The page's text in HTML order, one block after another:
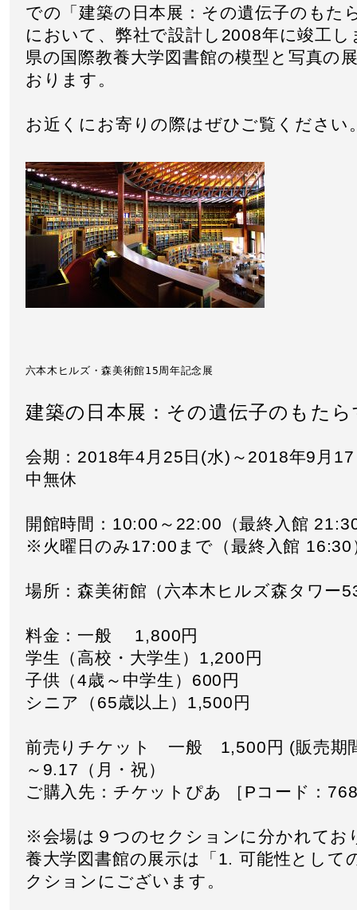
での「建築の日本展：その遺伝子のもた
において、弊社で設計し2008年に竣工し
県の国際教養大学図書館の模型と写真の
おります。
お近くにお寄りの際はぜひご覧ください
六本木ヒルズ・森美術館15周年記念展
建築の日本展：その遺伝子のもた
会期：2018年4月25日(水)～2018年9月
中無休
開館時間：10:00～22:00（最終入館
※火曜日のみ17:00まで（最終入館 16:30
場所：森美術館（六本木ヒルズ森タワー
料金：一般 1,800円
学生（高校・大学生）1,200円
子供（4歳～中学生）600円
シニア（65歳以上）1,500円
前売りチケット 一般 1,500円 (販売期
～9.17（月・祝）
ご購入先： チケットぴあ ［Pコード：
※会場は９つのセクションに分かれてお
養大学図書館の展示は「1. 可能性として
クションにございます。